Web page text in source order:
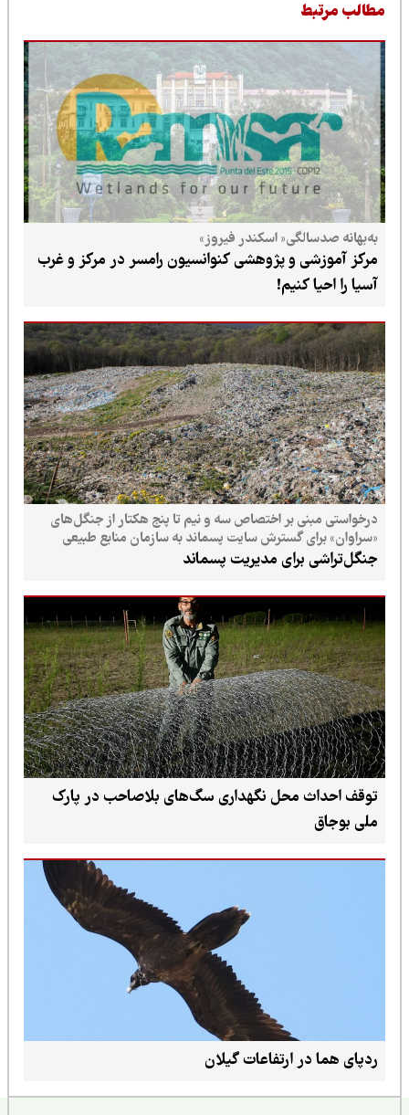
مرتبط
به‌بهانه صدسالگی« اسکندر فیروز»
مرکز آموزشی و پژوهشی کنوانسیون رامسر در مرکز و غرب
آسیا را احیا کنیم!
درخواستی مبنی بر اختصاص سه و نیم تا پنج هکتار از جنگل‌های
«سراوان» برای گسترش سایت پسماند به سازمان منابع طبیعی
ارسال شده است
جنگل‌تراشی برای مدیریت پسماند
توقف احداث محل نگهداری سگ‌های بلاصاحب در پارک
ملی بوجاق
ردپای هما در ارتفاعات گیلان